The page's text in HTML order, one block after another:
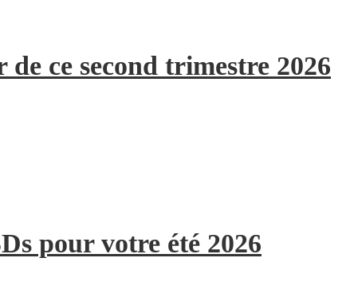
ce second trimestre 2026
pour votre été 2026